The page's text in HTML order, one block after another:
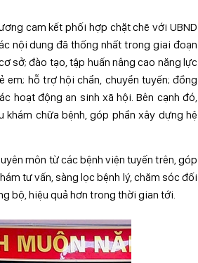
cam kết phối hợp chặt chẽ với UBND
nội dung đã thống nhất trong giai đoạn
sở; đào tạo, tập huấn nâng cao năng lực
hỗ trợ hội chẩn, chuyển tuyến; đồng
hoạt động an sinh xã hội. Bên cạnh đó,
chữa bệnh, góp phần xây dựng hệ
môn từ các bệnh viện tuyến trên, góp
tư vấn, sàng lọc bệnh lý, chăm sóc đối
bộ, hiệu quả hơn trong thời gian tới.